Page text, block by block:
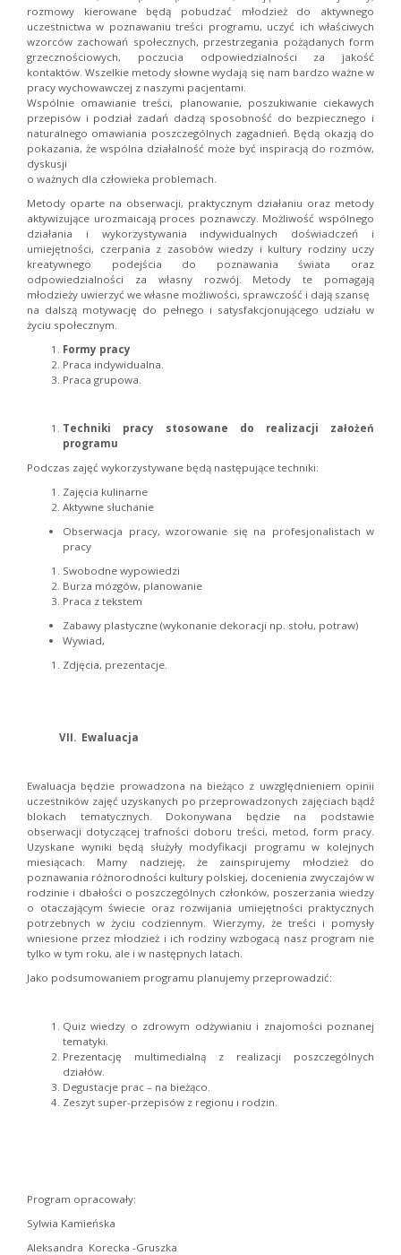
rozmowy kierowane będą pobudzać młodzież do aktywnego
uczestnictwa w poznawaniu treści programu, uczyć ich właściwych
wzorców zachowań społecznych, przestrzegania pożądanych form
grzecznościowych, poczucia odpowiedzialności za jakość
kontaktów. Wszelkie metody słowne wydają się nam bardzo ważne w
pracy wychowawczej z naszymi pacjentami.
Wspólnie omawianie treści, planowanie, poszukiwanie ciekawych
przepisów i podział zadań dadzą sposobność do bezpiecznego i
naturalnego omawiania poszczególnych zagadnień. Będą okazją do
pokazania, że wspólna działalność może być inspiracją do rozmów,
dyskusji
o ważnych dla człowieka problemach.
Metody oparte na obserwacji, praktycznym działaniu oraz metody
aktywizujące urozmaicają proces poznawczy. Możliwość wspólnego
działania i wykorzystywania indywidualnych doświadczeń i
umiejętności, czerpania z zasobów wiedzy i kultury rodziny uczy
kreatywnego podejścia do poznawania świata oraz
odpowiedzialności za własny rozwój. Metody te pomagają
młodzieży uwierzyć we własne możliwości, sprawczość i dają szansę
na dalszą motywację do pełnego i satysfakcjonującego udziału w
życiu społecznym.
Formy pracy
Praca indywidualna.
Praca grupowa.
Techniki pracy stosowane do realizacji założeń
programu
Podczas zajęć wykorzystywane będą następujące techniki:
Zajęcia kulinarne
Aktywne słuchanie
Obserwacja pracy, wzorowanie się na profesjonalistach w
pracy
Swobodne wypowiedzi
Burza mózgów, planowanie
Praca z tekstem
Zabawy plastyczne (wykonanie dekoracji np. stołu, potraw)
Wywiad,
Zdjęcia, prezentacje.
VII. Ewaluacja
Ewaluacja będzie prowadzona na bieżąco z uwzględnieniem opinii
uczestników zajęć uzyskanych po przeprowadzonych zajęciach bądź
blokach tematycznych. Dokonywana będzie na podstawie
obserwacji dotyczącej trafności doboru treści, metod, form pracy.
Uzyskane wyniki będą służyły modyfikacji programu w kolejnych
miesiącach. Mamy nadzieję, że zainspirujemy młodzież do
poznawania różnorodności kultury polskiej, docenienia zwyczajów w
rodzinie i dbałości o poszczególnych członków, poszerzania wiedzy
o otaczającym świecie oraz rozwijania umiejętności praktycznych
potrzebnych w życiu codziennym. Wierzymy, że treści i pomysły
wniesione przez młodzież i ich rodziny wzbogacą nasz program nie
tylko w tym roku, ale i w następnych latach.
Jako podsumowaniem programu planujemy przeprowadzić:
Quiz wiedzy o zdrowym odżywianiu i znajomości poznanej
tematyki.
Prezentację multimedialną z realizacji poszczególnych
działów.
Degustacje prac – na bieżąco.
Zeszyt super-przepisów z regionu i rodzin.
Program opracowały:
Sylwia Kamieńska
Aleksandra Korecka -Gruszka